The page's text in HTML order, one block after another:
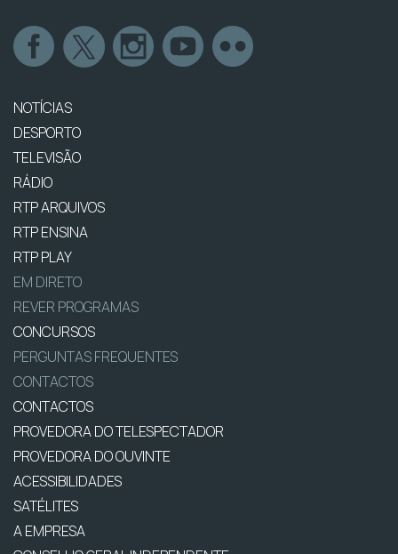
NOTÍCIAS
DESPORTO
TELEVISÃO
RÁDIO
RTP ARQUIVOS
RTP ENSINA
RTP PLAY
EM DIRETO
REVER PROGRAMAS
CONCURSOS
PERGUNTAS FREQUENTES
CONTACTOS
CONTACTOS
PROVEDORA DO TELESPECTADOR
PROVEDORA DO OUVINTE
ACESSIBILIDADES
SATÉLITES
A EMPRESA